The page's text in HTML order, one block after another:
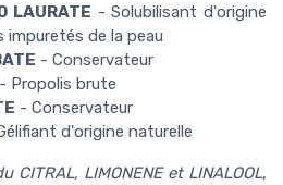
LAURATE - Solubilisant d'origine
impuretés de la peau
- Conservateur
Propolis brute
- Conservateur
d'origine naturelle
LIMONENE et LINALOOL,